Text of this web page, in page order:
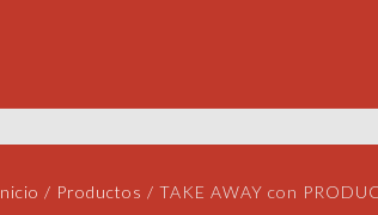
/ Productos / TAKE AWAY con